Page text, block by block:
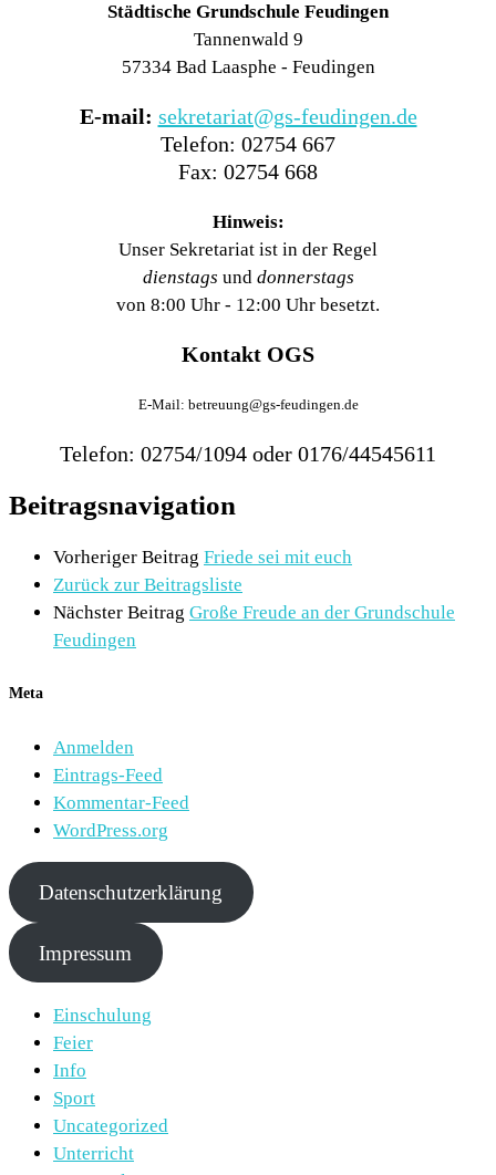
Städtische Grundschule Feudingen
Tannenwald 9
57334 Bad Laasphe - Feudingen
E-mail: sekretariat@gs-feudingen.de
Telefon: 02754 667
Fax: 02754 668
Hinweis:
Unser Sekretariat ist in der Regel
dienstags und donnerstags
von 8:00 Uhr - 12:00 Uhr besetzt.
Kontakt OGS
E-Mail: betreuung@gs-feudingen.de
Telefon: 02754/1094 oder 0176/44545611
Beitragsnavigation
Vorheriger Beitrag Friede sei mit euch
Zurück zur Beitragsliste
Nächster Beitrag Große Freude an der Grundschule
Feudingen
Meta
Anmelden
Eintrags-Feed
Kommentar-Feed
WordPress.org
Datenschutzerklärung
Impressum
Einschulung
Feier
Info
Sport
Uncategorized
Unterricht